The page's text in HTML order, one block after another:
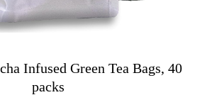
Infused Green Tea Bags, 40
packs